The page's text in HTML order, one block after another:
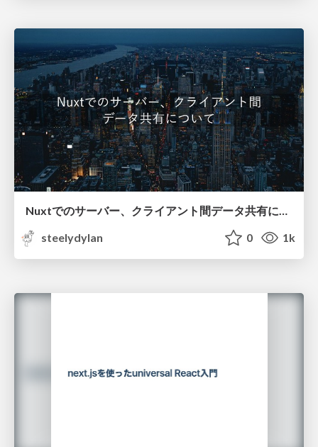
Nuxtでのサーバー、クライアント間データ共有について
steelydylan
0 1k